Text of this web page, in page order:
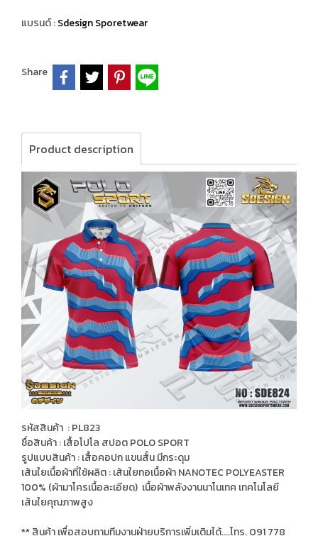
แบรนด์ :Sdesign Sporetwear
Share
Product description
รหัสสินค้า : PL823
ชื่อสินค้า : เสื้อโปโล สปอต POLO SPORT
รูปแบบสินค้า : เสื้อคอปก แขนสั้น มีกระดุม
เส้นใยเนื้อผ้าที่ใช้ผลิต : เส้นใยทอเนื้อผ้า NANOTEC POLYEASTER
100% (ผ้ามาโครเนื้อละเอียด) เนื้อผ้าพลังงานนาโนเทค เทคโนโลยี
เส้นใยคุณภาพสูง
** สินค้า เพื่อสอบถามทีมงานฝ่ายบริการเพิ่มเติมได้....โทร. 091 778